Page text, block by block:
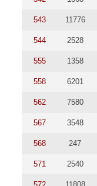
543 11776
544 2528
555 1358
558 6201
562 7580
567 3548
568 247
571 2540